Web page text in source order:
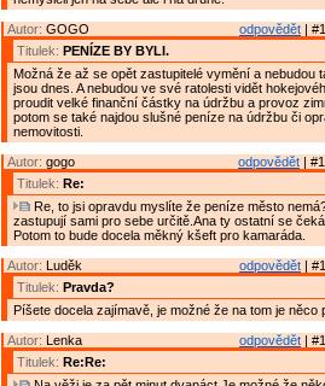
odpovědět |
Autor: GOGO
Titulek: PENÍZE BY BYLI.
Možná že až se opět zastupitelé vymění a nebudou
jsou dnes. A nebudou ve své ratolesti vidět
proudit velké finanční částky na údržbu a provoz
potom se také najdou slušné peníze na údržbu či
nemovitosti.
odpovědět |
Autor: gogo
Titulek: Re:
Re, to jsi opravdu myslíte že peníze město
zastupují sami pro sebe určitě.Ana ty ostatní se
Potom to bude docela měkný kšeft pro kamaráda.
odpovědět |
Autor: Luděk
Titulek: Pravda?
Píšete docela zajímavě, je možné že na tom je něco
odpovědět |
Autor: Lenka
Titulek: Re:Re: